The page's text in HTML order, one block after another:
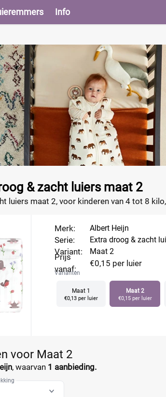
Info
& zacht luiers maat 2
luiers maat 2, voor kinderen van 4 tot 8
luieraanbiedingen van Albert Heijn maat 2
Merk:
Serie:
Variant:
Prijs
vanaf:
Albert Heijn
Extra droog & zacht
Maat 2
€0,15 per luier
Varianten
Maat 1
€0,13 per luier
Maat 2
€0,15 per luier
voor Maat 2
, waarvan 1 aanbieding.